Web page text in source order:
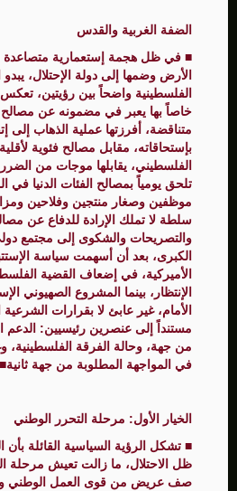
الضفة الغربية والقدس
■ في ظل هجمة إستعمارية متصاعدة
الأرض وضمها إلى دولة الإحتلال، يبدو
الفلسطينية واضحاً بين رؤيتين،
خاصاً بها يعبر في مضمونه عن مصالح
متناقضة، أفرزتها عملية الذهاب إلى
بإستحاقاته، مقابل مصالح فئوية
الفلسطيني، يقابلها موجات من
تلحق يومياً بمصالح الفئات الدنيا
موظفين وصغار منتجين وفلاحين
سلطة لا تملك الإرادة للدفاع عن
والتصريحات والشكوى إلى مجتمع
الكبرى، بعد أن أسهمت سياسة
الأميركية، في إضعاف القضية
الإنتظار، بينما المشروع الصهيوني
الأمام، غير عابئ لا بقرارات الشرعية
مستنداً إلى عنصرين رئيسيين: الدعم
من جهة، وحالة الفرقة الفلسطينية،
في المواجهة المطلوبة من جهة ثانية■
الخيار الأول: مرحلة التحرر الوطني
■ تشكل الرؤية السياسية القائلة بأن
ظل الاحتلال، ما زالت تعيش مرحلة
صف عريض من قوى العمل الوطني